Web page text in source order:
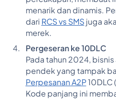
menarik dan dinamis.
dari RCS vs SMSjuga
merek.
Pergeseran ke 10DLC
Pada tahun 2024,
pendek yang tampak
Perpesanan A2P10DLC
Kode panjang ini